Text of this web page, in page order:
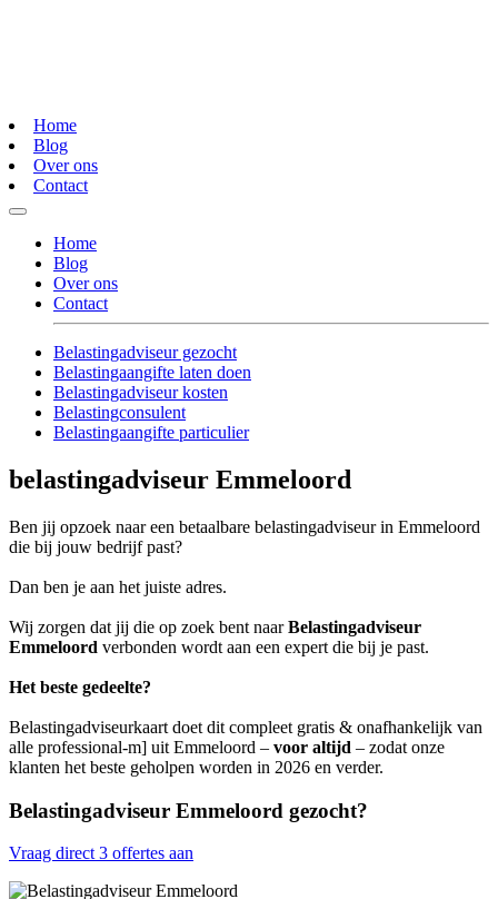
Home
Blog
Over ons
Contact
Home
Blog
Over ons
Contact
Belastingadviseur gezocht
Belastingaangifte laten doen
Belastingadviseur kosten
Belastingconsulent
Belastingaangifte particulier
belastingadviseur Emmeloord
Ben jij opzoek naar een betaalbare belastingadviseur in Emmeloord
die bij jouw bedrijf past?
Dan ben je aan het juiste adres.
Wij zorgen dat jij die op zoek bent naarBelastingadviseur
Emmeloord verbonden wordt aan een expert die bij je past.
Het beste gedeelte?
Belastingadviseurkaart doet dit compleet gratis & onafhankelijk van
alle professional-m] uit Emmeloord – voor altijd – zodat onze
klanten het beste geholpen worden in 2026 en verder.
Belastingadviseur Emmeloord gezocht?
Vraag direct 3 offertes aan